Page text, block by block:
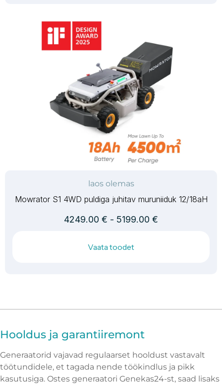
laos olemas
Mowrator S1 4WD puldiga juhitav muruniiduk 12/18aH
4249.00 € - 5199.00 €
Vaata toodet
Hooldus ja garantiiremont
Generaatorid vajavad regulaarset hooldust vastavalt
töötundidele, et tagada nende töökindlus ja pikk
kasutusiga. Ostes generaatori Genekas24-st, saad lisaks